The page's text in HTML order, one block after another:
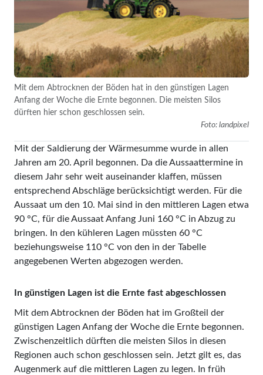
Mit dem Abtrocknen der Böden hat in den günstigen Lagen
Anfang der Woche die Ernte begonnen. Die meisten Silos
dürften hier schon geschlossen sein.
Foto: landpixel
Mit der Saldierung der Wärmesumme wurde in allen
Jahren am 20. April begonnen. Da die Aussaattermine in
diesem Jahr sehr weit auseinander klaffen, müssen
entsprechend Abschläge berücksichtigt werden. Für die
Aussaat um den 10. Mai sind in den mittleren Lagen etwa
90 °C, für die Aussaat Anfang Juni 160 °C in Abzug zu
bringen. In den kühleren Lagen müssten 60 °C
beziehungsweise 110 °C von den in der Tabelle
angegebenen Werten abgezogen werden.
In günstigen Lagen ist die Ernte fast abgeschlossen
Mit dem Abtrocknen der Böden hat im Großteil der
günstigen Lagen Anfang der Woche die Ernte begonnen.
Zwischenzeitlich dürften die meisten Silos in diesen
Regionen auch schon geschlossen sein. Jetzt gilt es, das
Augenmerk auf die mittleren Lagen zu legen. In früh